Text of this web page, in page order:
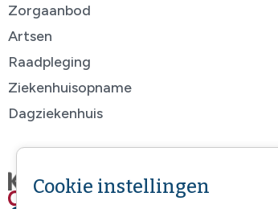
Zorgaanbod
Artsen
Raadpleging
Ziekenhuisopname
Dagziekenhuis
Cookie instellingen